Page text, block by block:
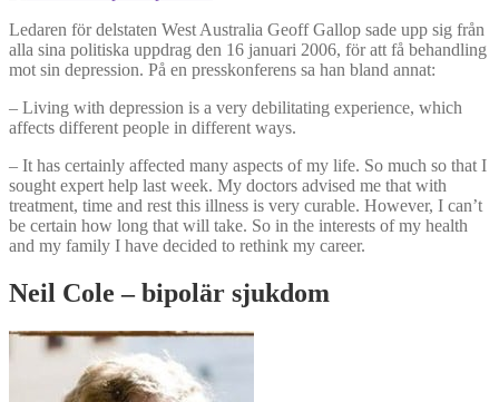
Ledaren för delstaten West Australia Geoff Gallop sade upp sig från
alla sina politiska uppdrag den 16 januari 2006, för att få behandling
mot sin depression. På en presskonferens sa han bland annat:
– Living with depression is a very debilitating experience, which
affects different people in different ways.
– It has certainly affected many aspects of my life. So much so that I
sought expert help last week. My doctors advised me that with
treatment, time and rest this illness is very curable. However, I can’t
be certain how long that will take. So in the interests of my health
and my family I have decided to rethink my career.
Neil Cole – bipolär sjukdom